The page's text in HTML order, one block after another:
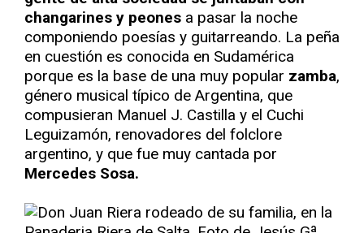
changarines y peones a pasar la noche
componiendo poesías y guitarreando. La peña
en cuestión es conocida en Sudamérica
porque es la base de una muy popular zamba,
género musical típico de Argentina, que
compusieran Manuel J. Castilla y el Cuchi
Leguizamón, renovadores del folclore
argentino, y que fue muy cantada por
Mercedes Sosa.